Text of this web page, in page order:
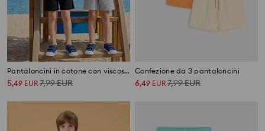
Pantaloncini in cotone con viscosa 3 pack
5,49 EUR 7,99EUR
Confezione da 3 pantaloncini
6,49 EUR 7,99EUR